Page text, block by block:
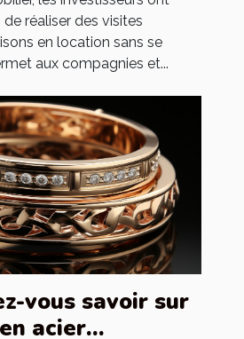
réaliser des visites
en location sans se
aux compagnies et...
vous savoir sur
acier